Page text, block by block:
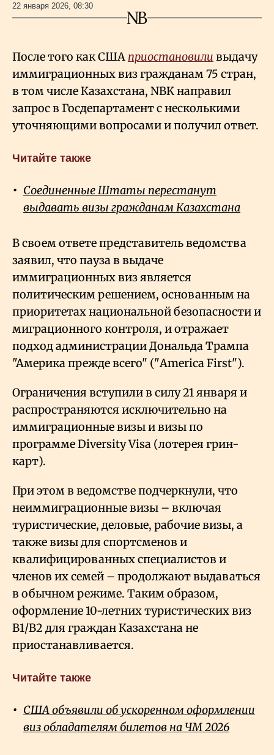
Все новости
22 января 2026, 08:30
После того как США приостановили выдачу
иммиграционных виз гражданам 75 стран,
в том числе Казахстана, NBK направил
запрос в Госдепартамент с несколькими
уточняющими вопросами и получил ответ.
Читайте также
Соединенные Штаты перестанут
выдавать визы гражданам Казахстана
В своем ответе представитель ведомства
заявил, что пауза в выдаче
иммиграционных виз является
политическим решением, основанным на
приоритетах национальной безопасности и
миграционного контроля, и отражает
подход администрации Дональда Трампа
"Америка прежде всего" ("America First").
Ограничения вступили в силу 21 января и
распространяются исключительно на
иммиграционные визы и визы по
программе Diversity Visa (лотерея грин-
карт).
При этом в ведомстве подчеркнули, что
неиммиграционные визы – включая
туристические, деловые, рабочие визы, а
также визы для спортсменов и
квалифицированных специалистов и
членов их семей – продолжают выдаваться
в обычном режиме. Таким образом,
оформление 10-летних туристических виз
B1/B2 для граждан Казахстана не
приостанавливается.
Читайте также
США объявили об ускоренном оформлении
виз обладателям билетов на ЧМ 2026